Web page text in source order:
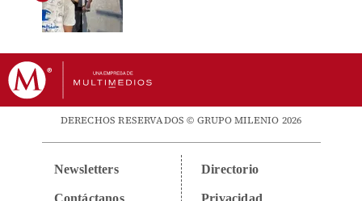
DERECHOS RESERVADOS © GRUPO MILENIO 2026
Newsletters Directorio